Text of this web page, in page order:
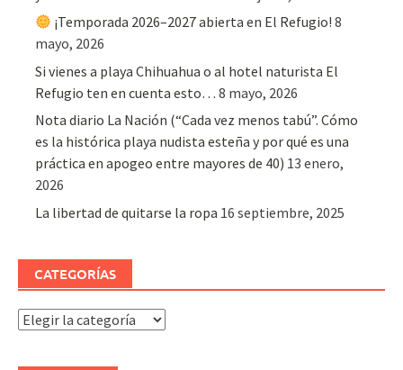
¡Temporada 2026–2027 abierta en El Refugio! 8
mayo, 2026
Si vienes a playa Chihuahua o al hotel naturista El
Refugio ten en cuenta esto… 8 mayo, 2026
Nota diario La Nación (“Cada vez menos tabú”. Cómo
es la histórica playa nudista esteña y por qué es una
práctica en apogeo entre mayores de 40) 13 enero,
2026
La libertad de quitarse la ropa 16 septiembre, 2025
CATEGORÍAS
Categorías